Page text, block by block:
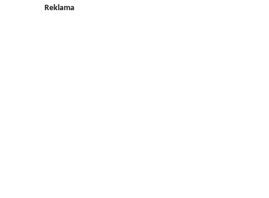
Reklama